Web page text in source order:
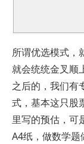
所谓优选模式，
就会统统金叉顺
之后的，我们有
式，基本这只股
里写的预估，可
A4纸，做数学题